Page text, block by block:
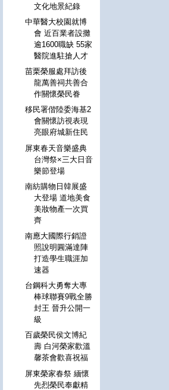
文化地景紀錄
中華醫大校園就博
會 近百業者設攤
逾1600職缺 55家
醫院進駐搶人才
苗栗榮服處拜訪後
龍萬善祠共善合
作關懷榮民眷
移民署偕陸委海基2
會關懷訪視表現
亮眼府城新住民
屏東春天音樂盛典
台灣祭×三大日音
樂節登場
南紡購物日韓展盛
大登場 道地美食
美妝物產一次買
齊
南應大國際行銷證
照說明圓滿達陣
打造學生職涯加
速器
台鋼科大勇奪大專
棒球聯賽9戰全勝
封王 晉升公開一
級
百歲榮民侯文博紀
壽 白河榮家歡溫
馨茶會歡喜祝福
屏東榮家春祭 緬懷
先烈榮民奉獻精